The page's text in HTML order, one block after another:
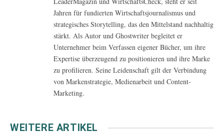
Jahren für fundierten Wirtschaftsjournalismus und
strategisches Storytelling, das den Mittelstand nachhaltig
stärkt. Als Autor und Ghostwriter begleitet er
Unternehmer beim Verfassen eigener Bücher, um ihre
Expertise überzeugend zu positionieren und ihre Marke
zu profilieren. Seine Leidenschaft gilt der Verbindung
von Markenstrategie, Medienarbeit und Content-
Marketing.
WEITERE ARTIKEL